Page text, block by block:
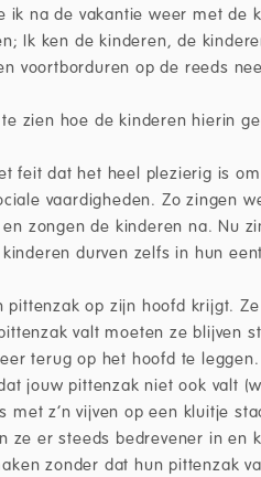
na de vakantie weer met de
Ik ken de kinderen, de
voortborduren op de reeds
zien hoe de kinderen hierin
feit dat het heel plezierig is
vaardigheden. Zo zingen
zongen de kinderen na. Nu
durven zelfs in hun
op zijn hoofd krijgt.
valt moeten ze blijven
terug op het hoofd te
jouw pittenzak niet ook valt
z’n vijven op een kluitje
ze er steeds bedrevener in en
zonder dat hun pittenzak